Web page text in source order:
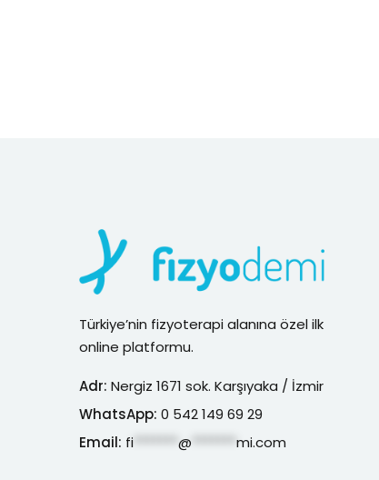
Türkiye’nin fizyoterapi alanına özel ilk
online platformu.
Adr: Nergiz 1671 sok. Karşıyaka / İzmir
WhatsApp: 0 542 149 69 29
Email: fi ******* @ ******* mi.com